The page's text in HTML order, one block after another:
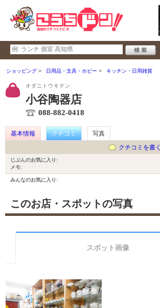
ショッピング 日用品・文具・ホビー キッチン・日用雑貨
オダニトウキテン
小谷陶器店
088-882-0418
基本情報 クチコミ
写真
クチコミを書く
じぶんのお気に入り:
メモ:
みんなのお気に入り:
このお店・スポットの写真
スポット画像